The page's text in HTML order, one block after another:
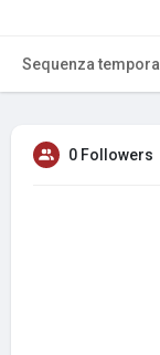
Sequenza
0 Followers